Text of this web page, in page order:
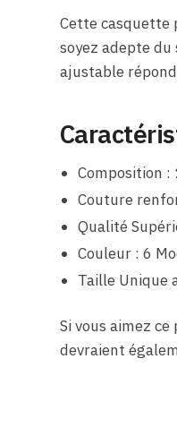
Cette casquette
soyez adepte
ajustable
Composition :
Couture
Qualité
Couleur : 6
Taille Unique
Si vous aimez
devraient